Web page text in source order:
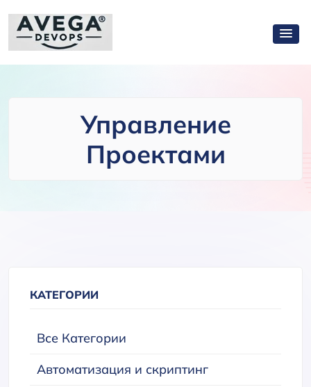
Управление
Проектами
КАТЕГОРИИ
Все Категории
Автоматизация и скриптинг